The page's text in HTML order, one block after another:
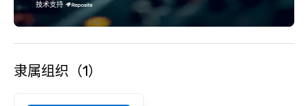
技术支持
隶属组织（1）